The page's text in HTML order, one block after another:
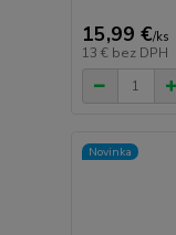
15,99 €/ks
13 € bez DPH
Novinka